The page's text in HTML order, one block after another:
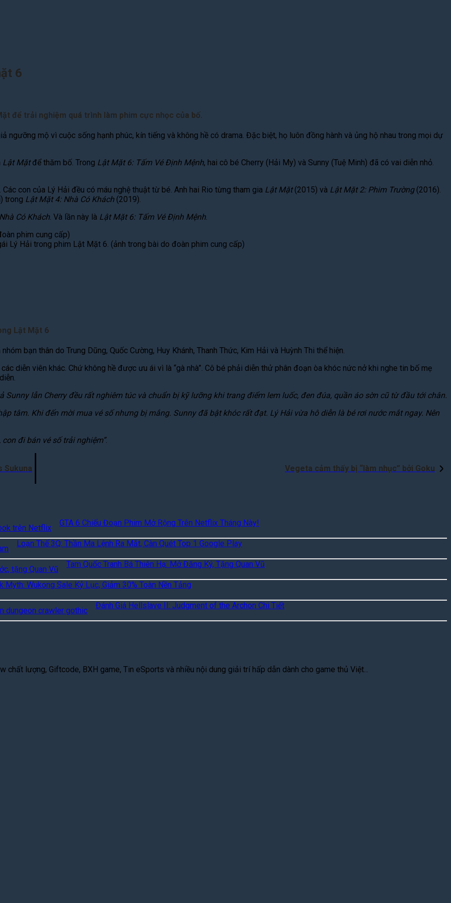
6
để trải nghiệm quá trình làm phim cực nhọc của bố.
ngưỡng mộ vì cuộc sống hạnh phúc, kín tiếng và không hề có drama. Đặc biệt, họ luôn đồng hành và ủng hộ nhau trong mọi dự
Lật Mặtđể thăm bố. Trong Lật Mặt 6: Tấm Vé Định Mệnh, hai cô bé Cherry (Hải My) và Sunny (Tuệ Minh) đã có vai diễn nhỏ.
con của Lý Hải đều có máu nghệ thuật từ bé. Anh hai Rio từng tham gia Lật Mặt(2015) và Lật Mặt 2: Phim Trường(2016).
trong Lật Mặt 4: Nhà Có Khách (2019).
Có Khách. Và lần này là Lật Mặt 6: Tấm Vé Định Mệnh.
Lý Hải trong phim Lật Mặt 6. (ảnh trong bài do đoàn phim cung cấp)
Lật Mặt 6
bạn thân do Trung Dũng, Quốc Cường, Huy Khánh, Thanh Thức, Kim Hải và Huỳnh Thi thể hiện.
diễn viên khác. Chứ không hề được ưu ái vì là “gà nhà”. Cô bé phải diễn thử phân đoạn òa khóc nức nở khi nghe tin bố mẹ
Sunny lẫn Cherry đều rất nghiêm túc và chuẩn bị kỹ lưỡng khi trang điểm lem luốc, đen đúa, quần áo sờn cũ từ đầu tới chân.
tâm. Khi đến mời mua vé số nhưng bị mắng. Sunny đã bật khóc rất đạt. Lý Hải vừa hô diễn là bé rơi nước mắt ngay. Nên
đi bán vé số trải nghiệm”.
Sukuna Vegeta cảm thấy bị “làm nhục” bởi Goku
GTA 6 Chiếu Đoạn Phim Mở Rộng Trên Netflix Tháng Này!
Loạn Thế 3Q: Thần Ma Lệnh Ra Mắt, Càn Quét Top 1 Google Play
Tam Quốc Tranh Bá Thiên Hạ: Mở Đăng Ký, Tặng Quan Vũ
Myth: Wukong Sale Kỷ Lục, Giảm 30% Toàn Nền Tảng
Đánh Giá Hellslave II: Judgment of the Archon Chi Tiết
chất lượng, Giftcode, BXH game, Tin eSports và nhiều nội dung giải trí hấp dẫn dành cho game thủ Việt...